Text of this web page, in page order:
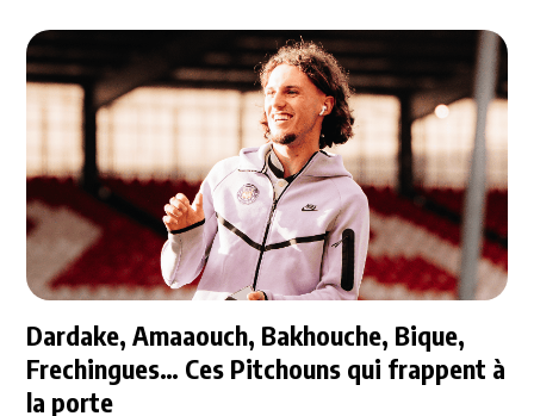
Dardake, Amaaouch, Bakhouche, Bique,
Frechingues… Ces Pitchouns qui frappent à
la porte